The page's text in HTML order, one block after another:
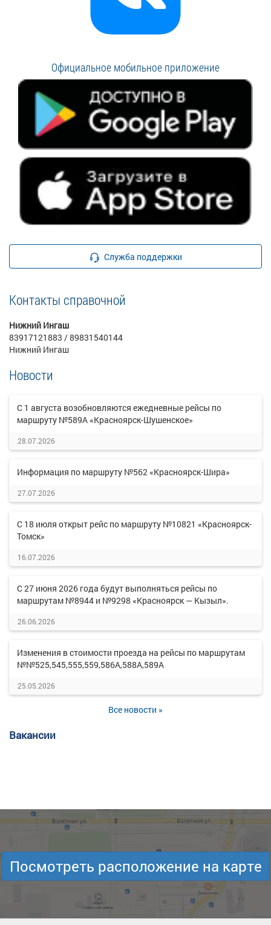
Официальное мобильное приложение
Служба поддержки
Контакты справочной
Нижний Ингаш
83917121883 / 89831540144
Нижний Ингаш
Новости
С 1 августа возобновляются ежедневные рейсы по
маршруту №589А «Красноярск-Шушенское»
28.07.2026
Информация по маршруту №562 «Красноярск-Шира»
27.07.2026
С 18 июля открыт рейс по маршруту №10821 «Красноярск-
Томск»
16.07.2026
С 27 июня 2026 года будут выполняться рейсы по
маршрутам №8944 и №9298 «Красноярск — Кызыл».
26.06.2026
Изменения в стоимости проезда на рейсы по маршрутам
№№525,545,555,559,586А,588А,589А
25.05.2026
Все новости »
Вакансии
Посмотреть расположение на карте